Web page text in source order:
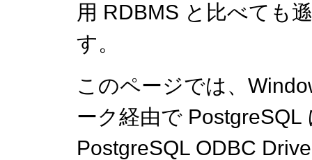
用 RDBMS と比べても
す。
このページでは、
ーク経由で
PostgreSQL ODBC